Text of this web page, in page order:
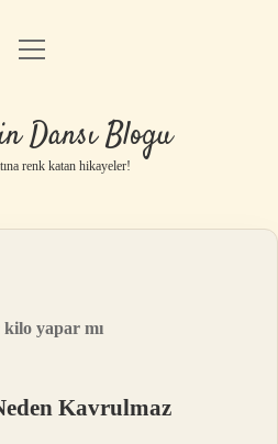
Anasayfa
Uyarı
menüyü
Dansı Blogu
renk katan hikayeler!
yapar mı
Kavrulmaz